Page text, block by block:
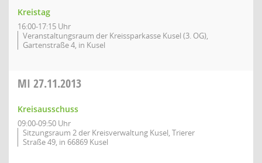
Kreistag
16:00-17:15 Uhr
Veranstaltungsraum der Kreissparkasse Kusel (3. OG),
Gartenstraße 4, in Kusel
MI 27.11.2013
Kreisausschuss
09:00-09:50 Uhr
Sitzungsraum 2 der Kreisverwaltung Kusel, Trierer
Straße 49, in 66869 Kusel